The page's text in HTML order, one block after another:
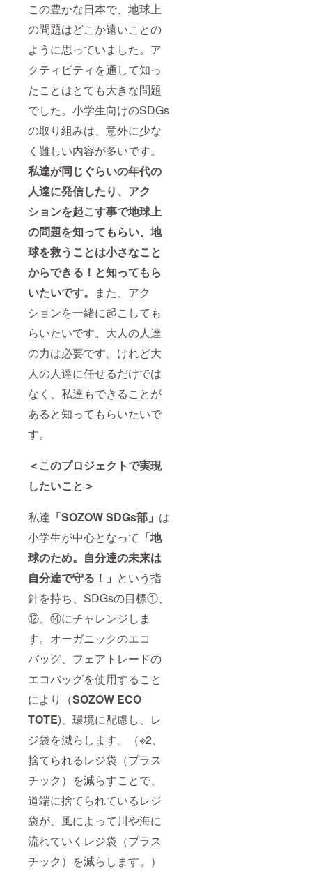
この豊かな日本で、地球上
の問題はどこか遠いことの
ように思っていました。ア
クティビティを通して知っ
たことはとても大きな問題
でした。小学生向けのSDGs
の取り組みは、意外に少な
く難しい内容が多いです。
私達が同じぐらいの年代の
人達に発信したり、アク
ションを起こす事で地球上
の問題を知ってもらい、地
球を救うことは小さなこと
からできる！と知ってもら
いたいです。 また、アク
ションを一緒に起こしても
らいたいです。大人の人達
の力は必要です。けれど大
人の人達に任せるだけでは
なく、私達もできることが
あると知ってもらいたいで
す。
＜このプロジェクトで実現
したいこと＞
私達 「SOZOW SDGs部」 は
小学生が中心となって 「地
球のため。自分達の未来は
自分達で守る！」 という指
針を持ち、SDGsの目標①、
⑫、⑭にチャレンジしま
す。オーガニックのエコ
バッグ、フェアトレードの
エコバッグを使用すること
により（SOZOW ECO
TOTE)、環境に配慮し、レ
ジ袋を減らします。（※2、
捨てられるレジ袋（プラス
チック）を減らすことで、
道端に捨てられているレジ
袋が、風によって川や海に
流れていくレジ袋（プラス
チック）を減らします。）